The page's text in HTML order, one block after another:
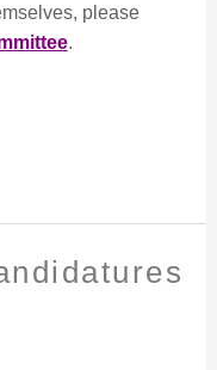
please
.